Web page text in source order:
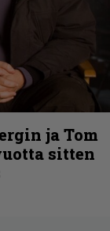
ja Tom
sitten